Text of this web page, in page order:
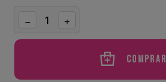
Comprar